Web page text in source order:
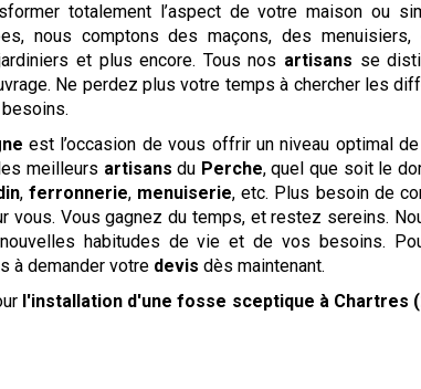
totalement l’aspect de votre maison ou
nous comptons des maçons, des
et plus encore. Tous nos artisans se
Ne perdez plus votre temps à chercher les
est l’occasion de vous offrir un niveau optimal
meilleurs artisans du Perche, quel que soit le
,ferronnerie, menuiserie, etc. Plus besoin de
vous. Vous gagnez du temps, et restez sereins.
habitudes de vie et de vos besoins.
à demander votre devis dès maintenant.
l'installation d'une fosse sceptique à Chartres